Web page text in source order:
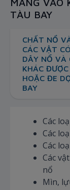
MANG VÀO
TÀU BAY
CHẤT NỔ
CÁC VẬT
DÂY NỔ VÀ
KHÁC
HOẶC ĐE
BAY
Các
Các
Các
Các
nổ
Mìn,